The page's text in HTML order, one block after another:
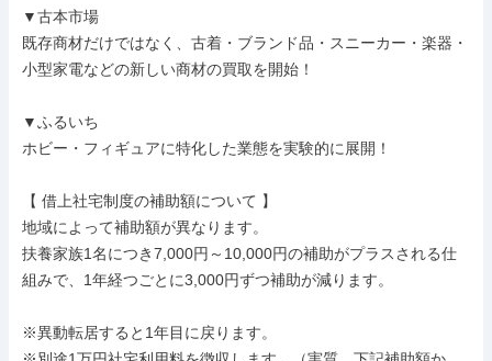
▼古本市場
既存商材だけではなく、古着・ブランド品・スニーカー・楽器・
小型家電などの新しい商材の買取を開始！
▼ふるいち
ホビー・フィギュアに特化した業態を実験的に展開！
【 借上社宅制度の補助額について 】
地域によって補助額が異なります。
扶養家族1名につき7,000円～10,000円の補助がプラスされる仕
組みで、1年経つごとに3,000円ずつ補助が減ります。
※異動転居すると1年目に戻ります。